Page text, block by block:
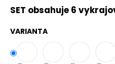
hvězdiček.
SET obsahuje 6
VARIANTA